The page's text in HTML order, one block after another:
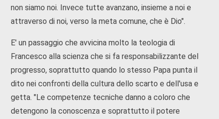
non siamo noi. Invece tutte avanzano, insieme a noi e
attraverso di noi, verso la meta comune, che è Dio".
E' un passaggio che avvicina molto la teologia di
Francesco alla scienza che si fa responsabilizzante del
progresso, soprattutto quando lo stesso Papa punta il
dito nei confronti della cultura dello scarto e dell'usa e
getta. "Le competenze tecniche danno a coloro che
detengono la conoscenza e soprattutto il potere